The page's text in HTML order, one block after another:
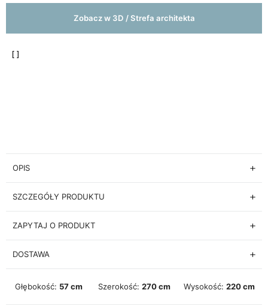
Zobacz w 3D / Strefa architekta
OPIS
SZCZEGÓŁY PRODUKTU
ZAPYTAJ O PRODUKT
DOSTAWA
Głębokość: 57 cm Szerokość: 270 cm Wysokość:220 cm